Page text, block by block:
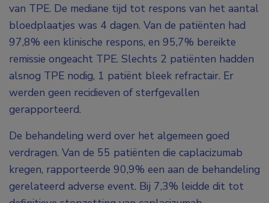
van TPE. De mediane tijd tot respons van het aantal
bloedplaatjes was 4 dagen. Van de patiënten had
97,8% een klinische respons, en 95,7% bereikte
remissie ongeacht TPE. Slechts 2 patiënten hadden
alsnog TPE nodig, 1 patiënt bleek refractair. Er
werden geen recidieven of sterfgevallen
gerapporteerd.
De behandeling werd over het algemeen goed
verdragen. Van de 55 patiënten die caplacizumab
kregen, rapporteerde 90,9% een aan de behandeling
gerelateerd adverse event. Bij 7,3% leidde dit tot